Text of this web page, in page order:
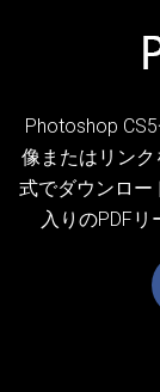
Photoshop
像またはリン
式でダウンロー
入りのPDF